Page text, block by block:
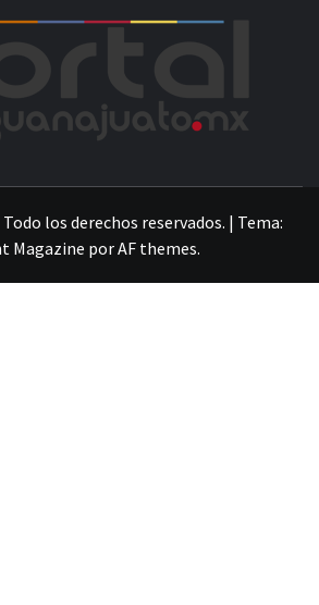
los derechos reservados. | Tema:
Magazine porAF themes.